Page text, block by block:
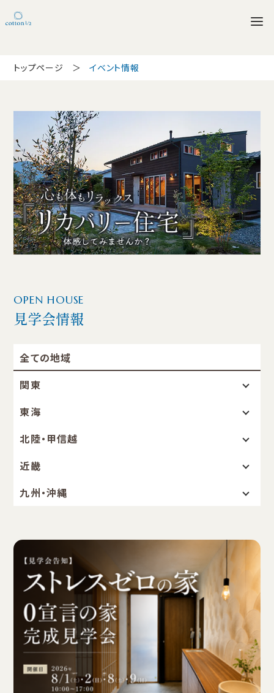
トップページ イベント情報
OPEN HOUSE
見学会情報
全ての地域
関東
東海
北陸・甲信越
近畿
九州・沖縄